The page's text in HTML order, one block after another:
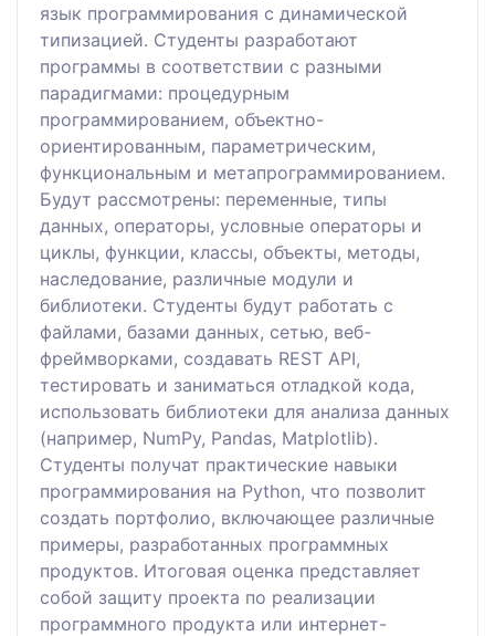
язык программирования с динамической
типизацией. Студенты разработают
программы в соответствии с разными
парадигмами: процедурным
программированием, объектно-
ориентированным, параметрическим,
функциональным и метапрограммированием.
Будут рассмотрены: переменные, типы
данных, операторы, условные операторы и
циклы, функции, классы, объекты, методы,
наследование, различные модули и
библиотеки. Студенты будут работать с
файлами, базами данных, сетью, веб-
фреймворками, создавать REST API,
тестировать и заниматься отладкой кода,
использовать библиотеки для анализа данных
(например, NumPy, Pandas, Matplotlib).
Студенты получат практические навыки
программирования на Python, что позволит
создать портфолио, включающее различные
примеры, разработанных программных
продуктов. Итоговая оценка представляет
собой защиту проекта по реализации
программного продукта или интернет-